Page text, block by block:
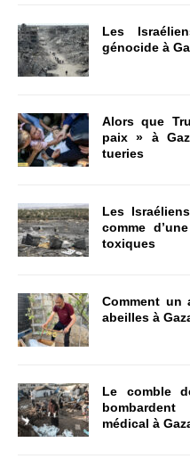
Les
génocide à
Alors que
paix » à
tueries
Les
comme
toxiques
Comment un
abeilles à
Le comble
médical à